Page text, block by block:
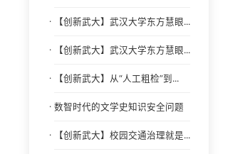
· 【创新武大】武汉大学东方慧眼...
· 【创新武大】武汉大学东方慧眼...
· 【创新武大】从“人工粗检”到...
· 数智时代的文学史知识安全问题
· 【创新武大】校园交通治理就是...